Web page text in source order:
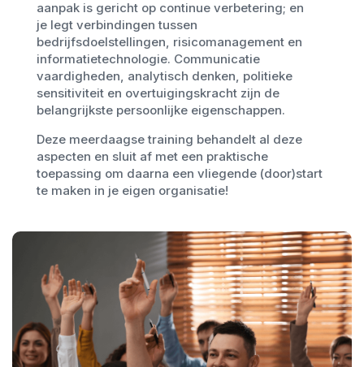
aanpak is gericht op continue verbetering; en
je legt verbindingen tussen
bedrijfsdoelstellingen, risicomanagement en
informatietechnologie. Communicatie
vaardigheden, analytisch denken, politieke
sensitiviteit en overtuigingskracht zijn de
belangrijkste persoonlijke eigenschappen.
Deze meerdaagse training behandelt al deze
aspecten en sluit af met een praktische
toepassing om daarna een vliegende (door)start
te maken in je eigen organisatie!